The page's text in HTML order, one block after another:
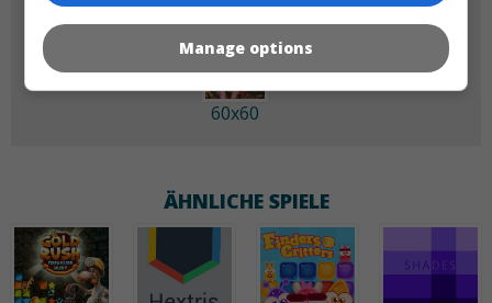
60x60
ÄHNLICHE SPIELE
Manage options